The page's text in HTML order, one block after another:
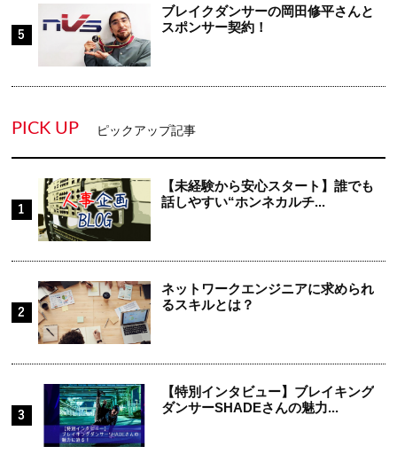
ブレイクダンサーの岡田修平さんと
スポンサー契約！
PICK UP ピックアップ記事
【未経験から安心スタート】誰でも
話しやすい“ホンネカルチ...
ネットワークエンジニアに求められ
るスキルとは？
【特別インタビュー】ブレイキング
ダンサーSHADEさんの魅力...